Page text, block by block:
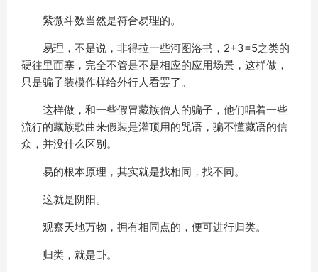
紫微斗数当然是符合易理的。
易理，不是说，非得拉一些河图洛书，2+3=5之类的
硬往里面塞，完全不管是不是相应的应用场景，这样做，
只是骗子装模作样给外行人看罢了。
这样做，和一些假冒藏族僧人的骗子，他们唱着一些
流行的藏族歌曲来假装是灌顶用的咒语，骗不懂藏语的信
众，并没什么区别。
易的根本原理，其实就是找相同，找不同。
这就是阴阳。
观察天地万物，拥有相同点的，便可进行归类。
归类，就是卦。